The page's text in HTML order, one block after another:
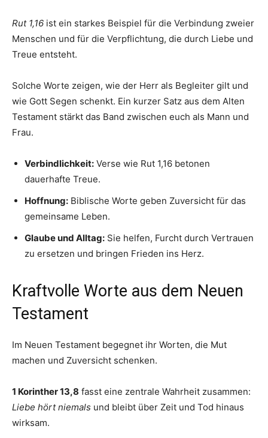
Rut 1,16 ist ein starkes Beispiel für die Verbindung zweier
Menschen und für die Verpflichtung, die durch Liebe und
Treue entsteht.
Solche Worte zeigen, wie der Herr als Begleiter gilt und
wie Gott Segen schenkt. Ein kurzer Satz aus dem Alten
Testament stärkt das Band zwischen euch als Mann und
Frau.
Verbindlichkeit: Verse wie Rut 1,16 betonen
dauerhafte Treue.
Hoffnung: Biblische Worte geben Zuversicht für das
gemeinsame Leben.
Glaube und Alltag: Sie helfen, Furcht durch Vertrauen
zu ersetzen und bringen Frieden ins Herz.
Kraftvolle Worte aus dem Neuen
Testament
Im Neuen Testament begegnet ihr Worten, die Mut
machen und Zuversicht schenken.
1 Korinther 13,8 fasst eine zentrale Wahrheit zusammen:
Liebe hört niemals und bleibt über Zeit und Tod hinaus
wirksam.